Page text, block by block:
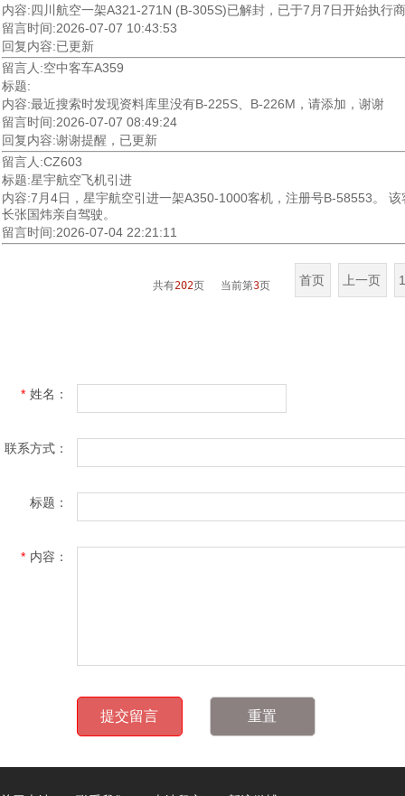
内容:四川航空一架A321-271N (B-305S)已解封，已于7月7日开始执行
留言时间:2026-07-07 10:43:53
回复内容:已更新
留言人:空中客车A359
标题:
内容:最近搜索时发现资料库里没有B-225S、B-226M，请添加，谢谢
留言时间:2026-07-07 08:49:24
回复内容:谢谢提醒，已更新
留言人:CZ603
标题:星宇航空飞机引进
内容:7月4日，星宇航空引进一架A350-1000客机，注册号B-58553。
长张国炜亲自驾驶。
留言时间:2026-07-04 22:21:11
共有202页 当前第3页 首页 上一页
* 姓名：
联系方式：
标题：
* 内容：